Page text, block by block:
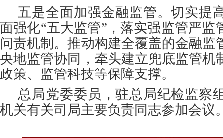
五是全面加强金融监管。切实提
面强化“五大监管”，落实强监管严监
问责机制。推动构建全覆盖的金融监
央地监管协同，牵头建立兜底监管机
政策、监管科技等保障支撑。
总局党委委员，驻总局纪检监察
机关有关司局主要负责同志参加会议